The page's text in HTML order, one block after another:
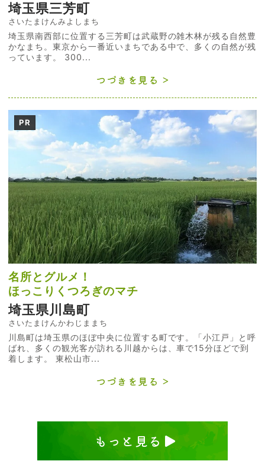
埼玉県三芳町
さいたまけんみよしまち
埼玉県南西部に位置する三芳町は武蔵野の雑木林が残る自然豊
かなまち。東京から一番近いまちである中で、多くの自然が残
っています。 300...
つづきを見る
PR
名所とグルメ！
ほっこりくつろぎのマチ
埼玉県川島町
さいたまけんかわじままち
川島町は埼玉県のほぼ中央に位置する町です。「小江戸」と呼
ばれ、多くの観光客が訪れる川越からは、車で15分ほどで到
着します。 東松山市...
つづきを見る
もっと見る